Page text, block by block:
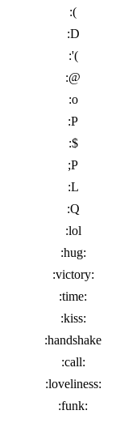
:(
:D
:'(
:@
:o
:P
:$
;P
:L
:Q
:lol
:hug:
:victory:
:time:
:kiss:
:handshake
:call:
:loveliness:
:funk: